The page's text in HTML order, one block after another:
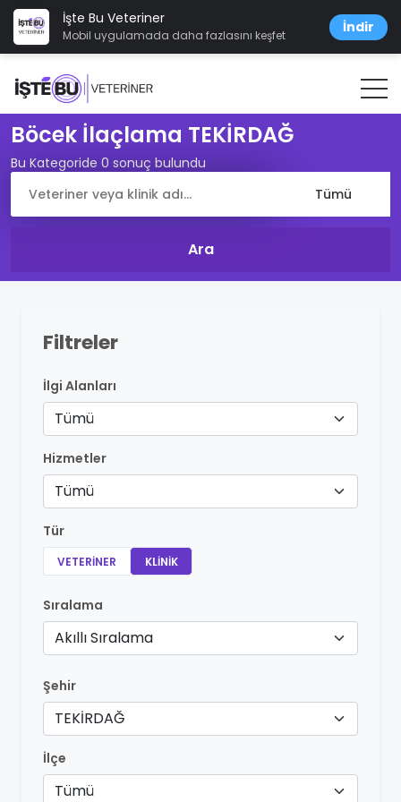
İşte Bu Veteriner
Mobil uygulamada daha fazlasını keşfet İndir
Böcek İlaçlama TEKİRDAĞ
Bu Kategoride 0 sonuç bulundu
Filtreler
İlgi Alanları
Tümü
Hizmetler
Tümü
Tür
VETERINER KLINIK
Sıralama
Akıllı Sıralama
Şehir
TEKİRDAĞ
İlçe
Tümü